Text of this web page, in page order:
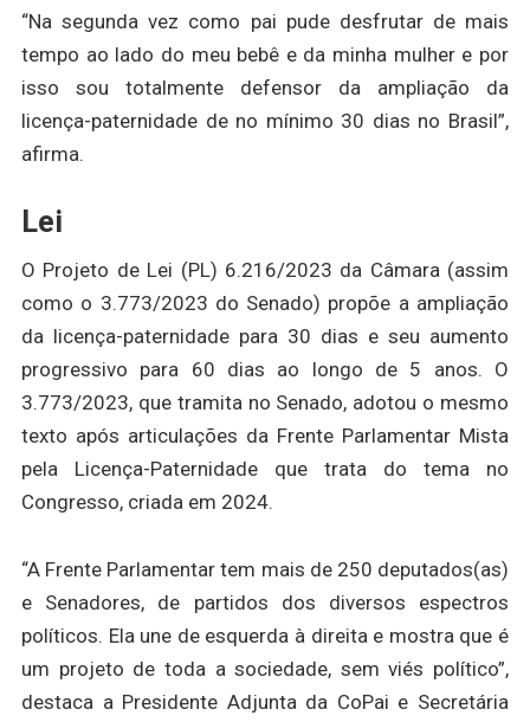
“Na segunda vez como pai pude desfrutar de mais
tempo ao lado do meu bebê e da minha mulher e por
isso sou totalmente defensor da ampliação da
licença-paternidade de no mínimo 30 dias no Brasil”,
afirma.
Lei
O Projeto de Lei (PL) 6.216/2023 da Câmara (assim
como o 3.773/2023 do Senado) propõe a ampliação
da licença-paternidade para 30 dias e seu aumento
progressivo para 60 dias ao longo de 5 anos. O
3.773/2023, que tramita no Senado, adotou o mesmo
texto após articulações da Frente Parlamentar Mista
pela Licença-Paternidade que trata do tema no
Congresso, criada em 2024.
“A Frente Parlamentar tem mais de 250 deputados(as)
e Senadores, de partidos dos diversos espectros
políticos. Ela une de esquerda à direita e mostra que é
um projeto de toda a sociedade, sem viés político”,
destaca a Presidente Adjunta da CoPai e Secretária